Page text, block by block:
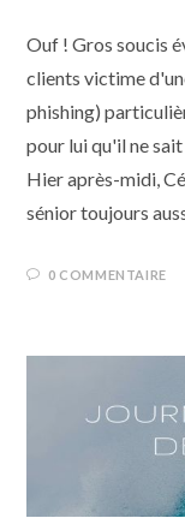
Ouf ! Gros soucis
clients victime
phishing)
pour lui qu'il ne
Hier après-midi,
sénior toujours
0 COMMENTAIRE